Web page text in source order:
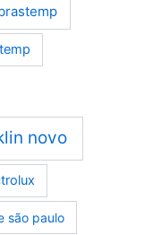
novo
são paulo